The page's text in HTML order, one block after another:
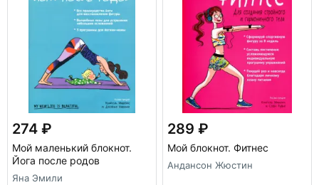
274
Мой маленький блокнот.
Йога после родов
Яна Эмили
289
Мой блокнот. Фитнес
Андансон Жюстин